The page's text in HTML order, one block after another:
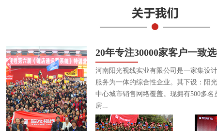
20年专注30000家客户一致
河南阳光视线实业有限公司是一家集设
服务为一体的综合性企业。其下设：阳
中心城市销售网络覆盖。现拥有500多
房...